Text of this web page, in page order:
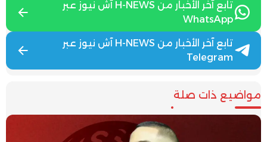
تابع آخر الأخبار من H-NEWS آش نيوز عبر
WhatsApp
تابع آخر الأخبار من H-NEWS آش نيوز عبر
Telegram
مواضيع ذات صلة